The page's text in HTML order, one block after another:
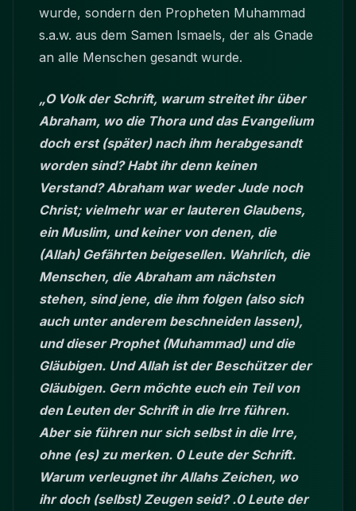
wurde, sondern den Propheten Muhammad
s.a.w. aus dem Samen Ismaels, der als Gnade
an alle Menschen gesandt wurde.
„O Volk der Schrift, warum streitet ihr über
Abraham, wo die Thora und das Evangelium
doch erst (später) nach ihm herabgesandt
worden sind? Habt ihr denn keinen
Verstand? Abraham war weder Jude noch
Christ; vielmehr war er lauteren Glaubens,
ein Muslim, und keiner von denen, die
(Allah) Gefährten beigesellen. Wahrlich, die
Menschen, die Abraham am nächsten
stehen, sind jene, die ihm folgen (also sich
auch unter anderem beschneiden lassen),
und dieser Prophet (Muhammad) und die
Gläubigen. Und Allah ist der Beschützer der
Gläubigen. Gern möchte euch ein Teil von
den Leuten der Schrift in die Irre führen.
Aber sie führen nur sich selbst in die Irre,
ohne (es) zu merken. 0 Leute der Schrift.
Warum verleugnet ihr Allahs Zeichen, wo
ihr doch (selbst) Zeugen seid? .0 Leute der